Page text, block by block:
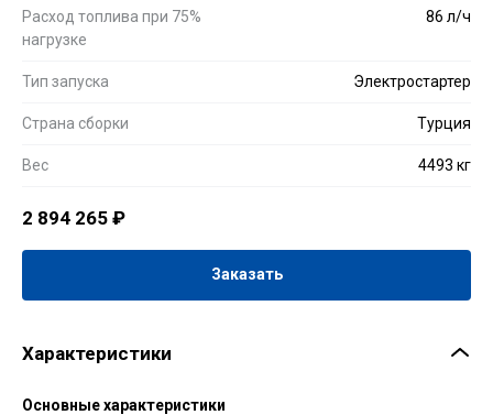
Расход топлива при 75%
нагрузке
86 л/ч
Тип запуска Электростартер
Страна сборки Турция
Вес 4493 кг
2 894 265 ₽
Заказать
Характеристики
Основные характеристики